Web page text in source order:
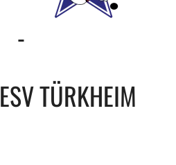
-
ESV TÜRKHEIM